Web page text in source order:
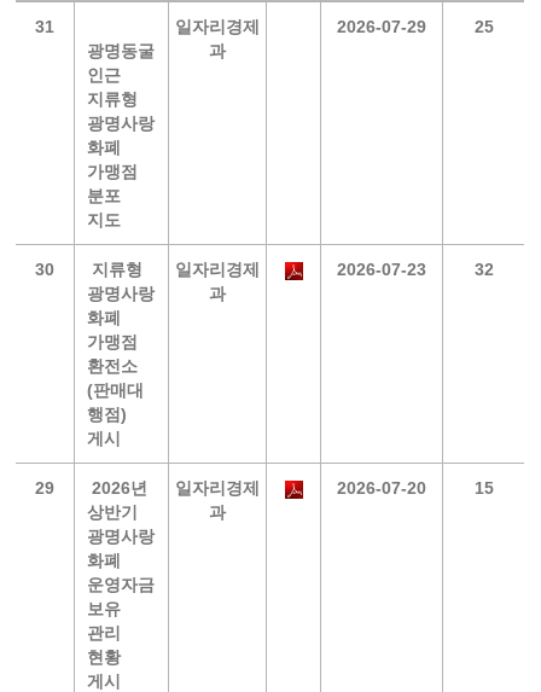
31
광명동굴
인근
지류형
광명사랑
화폐
가맹점
분포
지도
일자리경제
과
2026-07-29 25
30
지류형
광명사랑
화폐
가맹점
환전소
(판매대
행점)
게시
일자리경제
과
2026-07-23 32
29
2026년
상반기
광명사랑
화폐
운영자금
보유
관리
현황
게시
일자리경제
과
2026-07-20 15